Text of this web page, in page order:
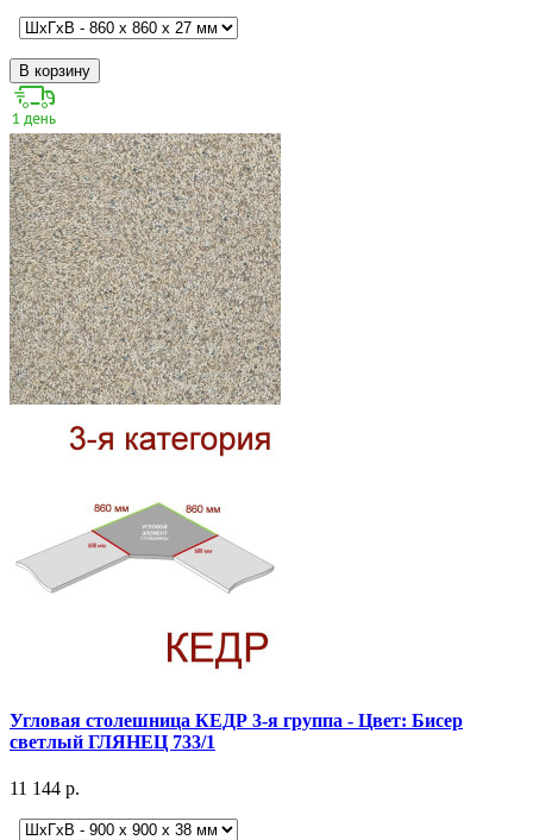
В корзину
Угловая столешница КЕДР 3-я группа - Цвет: Бисер
светлый ГЛЯНЕЦ 733/1
11 144 р.